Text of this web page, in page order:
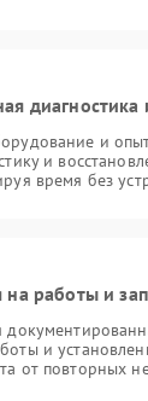
и
и
время без
на работы и
и
от повторных